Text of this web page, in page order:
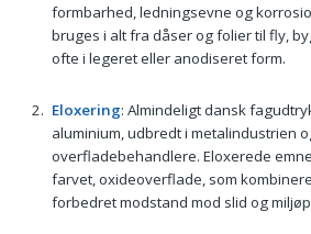
formbarhed, ledningsevne og
bruges i alt fra dåser og folier til fly,
ofte i legeret eller anodiseret form.
Eloxering: Almindeligt dansk
aluminium, udbredt i metalindustrien
overfladebehandlere. Eloxerede
farvet, oxideoverflade, som
forbedret modstand mod slid og